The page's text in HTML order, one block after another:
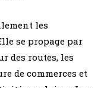
les
se propage par
des routes, les
de commerces et